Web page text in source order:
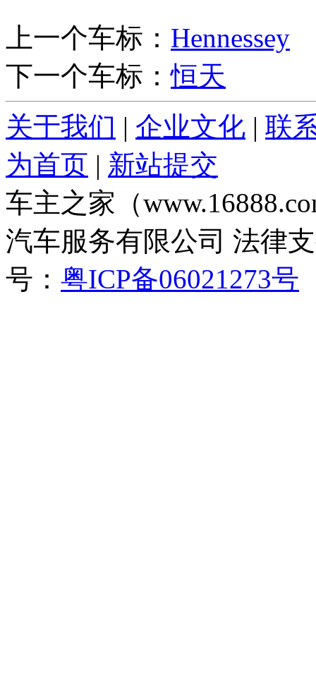
上一个车标： Hennessey
下一个车标：恒天
关于我们 | 企业文化 | 联
为首页 | 新站提交
车主之家（
汽车服务有限公司 法律
号： 粤ICP备06021273号